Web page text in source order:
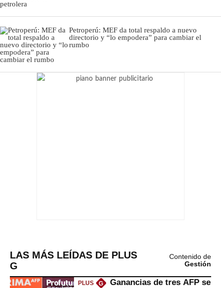
Petroperú: MEF da total respaldo a nuevo
directorio y “lo empodera” para cambiar el
rumbo
LAS MÁS LEÍDAS DE PLUS
G
Contenido de
Gestión
PLUS G
Ganancias de tres AFP se